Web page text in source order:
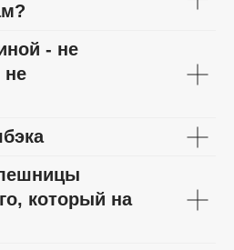
- не
не
который на